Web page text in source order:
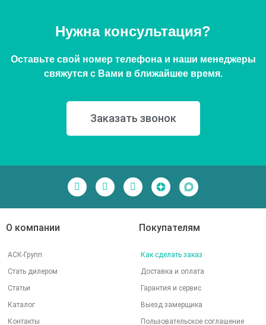
Нужна консультация?
Оставьте свой номер телефона и наши менеджеры
свяжутся с Вами в ближайшее время.
Заказать звонок
О компании
АСК-Групп
Стать дилером
Статьи
Каталог
Контакты
Покупателям
Как сделать заказ
Доставка и оплата
Гарантия и сервис
Выезд замерщика
Пользовательское соглашение